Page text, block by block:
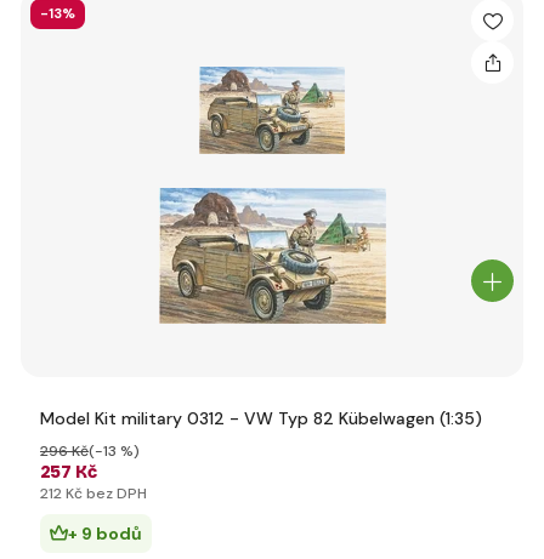
-13%
Model Kit military 0312 - VW Typ 82 Kübelwagen (1:35)
257 Kč
296 Kč(-13 %)
212 Kč bez DPH
+ 9 bodů